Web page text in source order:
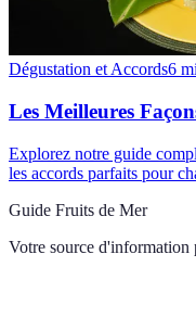
Dégustation et Accords6
Les Meilleures
Explorez notre guide
les accords parfaits pour
Guide Fruits de Mer
Votre source d'information